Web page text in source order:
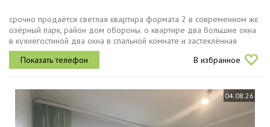
срочно продаётся светлая квартира формата 2 в современном жк
озёрный парк, район дом обороны. о квартире два большие окна
в кухнегостиной два окна в спальной комнате и застеклённая
лоджия имеется просторная гардеробная раздельный санузел в
подарок...
В избранное
04.08.26